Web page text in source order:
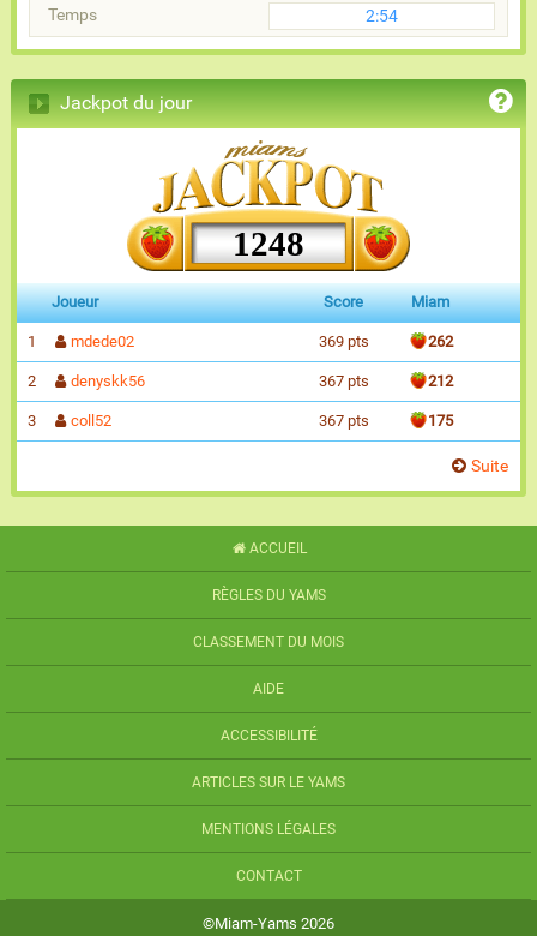
Temps
2:54
Jackpot du jour
1248
Joueur Score Miam
1 mdede02 369 pts 262
2 denyskk56 367 pts 212
3 coll52 367 pts 175
Suite
ACCUEIL
RÈGLES DU YAMS
CLASSEMENT DU MOIS
AIDE
ACCESSIBILITÉ
ARTICLES SUR LE YAMS
MENTIONS LÉGALES
CONTACT
©Miam-Yams 2026